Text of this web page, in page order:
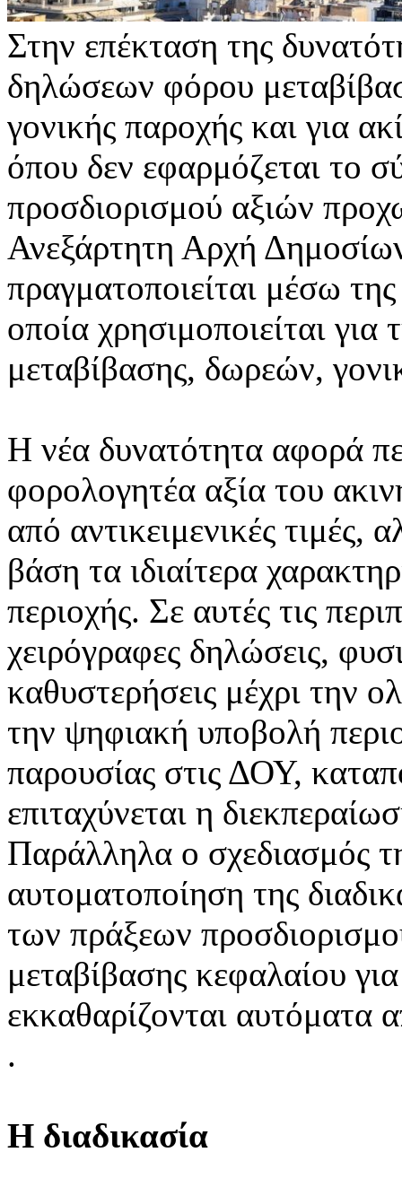
Στην επέκταση της
δηλώσεων φόρου
γονικής παροχής και για
όπου δεν εφαρμόζεται το
προσδιορισμού αξιών
Ανεξάρτητη Αρχή
πραγματοποιείται μέσω
οποία χρησιμοποιείται
μεταβίβασης, δωρεών,
Η νέα δυνατότητα αφορά
φορολογητέα αξία του
από αντικειμενικές τιμές,
βάση τα ιδιαίτερα
περιοχής. Σε αυτές τις
χειρόγραφες δηλώσεις,
καθυστερήσεις μέχρι
την ψηφιακή υποβολή
παρουσίας στις ΔΟΥ,
επιταχύνεται η
Παράλληλα ο σχεδιασμός
αυτοματοποίηση της
των πράξεων
μεταβίβασης κεφαλαίου
εκκαθαρίζονται
.
Η διαδικασία